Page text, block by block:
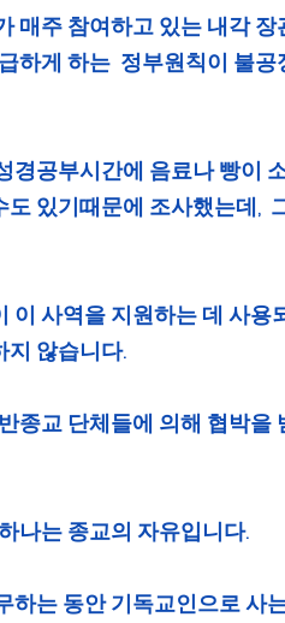
매주 참여하고 있는 내각
하게 하는  정부원칙이 불
경공부시간에 음료나 빵이
있기때문에 조사했는데,
이 사역을 지원하는 데 사용
지 않습니다.
종교 단체들에 의해 협박
나는 종교의 자유입니다.
하는 동안 기독교인으로 사